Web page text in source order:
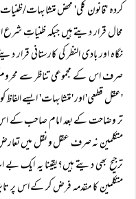
کردہ 'قانون کلی' محض متشابہات/
محال قرار دیتے ہیں جبکہ ظنیاتِ
نگاہ اور بادی النظر کی کارستانی
صرف اس کے مجموعی تناظر سے
'عقل قطعی' اور 'متشابہات' ایسے
تر وضاحت کے بعد امام صاحب کے اس
متکلمین نہ صرف عقل و نقل میں
ترجیح بھی دیتے ہیں؟یقینا یہ ایک
متکلمین کا مقدمہ فرض کر کے اس پر